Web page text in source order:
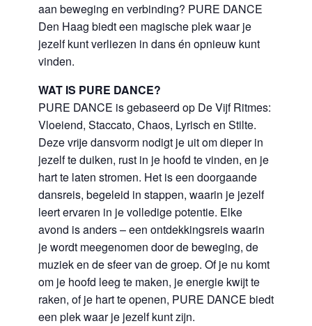
aan beweging en verbinding? PURE DANCE
Den Haag biedt een magische plek waar je
jezelf kunt verliezen in dans én opnieuw kunt
vinden.
WAT IS PURE DANCE?
PURE DANCE is gebaseerd op De Vijf Ritmes:
Vloeiend, Staccato, Chaos, Lyrisch en Stilte.
Deze vrije dansvorm nodigt je uit om dieper in
jezelf te duiken, rust in je hoofd te vinden, en je
hart te laten stromen. Het is een doorgaande
dansreis, begeleid in stappen, waarin je jezelf
leert ervaren in je volledige potentie. Elke
avond is anders – een ontdekkingsreis waarin
je wordt meegenomen door de beweging, de
muziek en de sfeer van de groep. Of je nu komt
om je hoofd leeg te maken, je energie kwijt te
raken, of je hart te openen, PURE DANCE biedt
een plek waar je jezelf kunt zijn.